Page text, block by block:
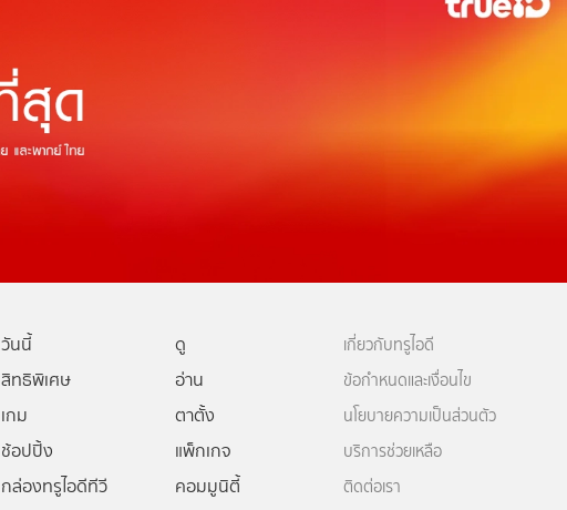
วันนี้
ดู
สิทธิพิเศษ
อ่าน
เกม
ตาตั้ง
ช้อปปิ้ง
แพ็กเกจ
กล่องทรูไอดีทีวี
คอมมูนิตี้
เกี่ยวกับทรูไอดี
ข้อกำหนดและเงื่อนไข
นโยบายความเป็นส่วนตัว
บริการช่วยเหลือ
ติดต่อเรา